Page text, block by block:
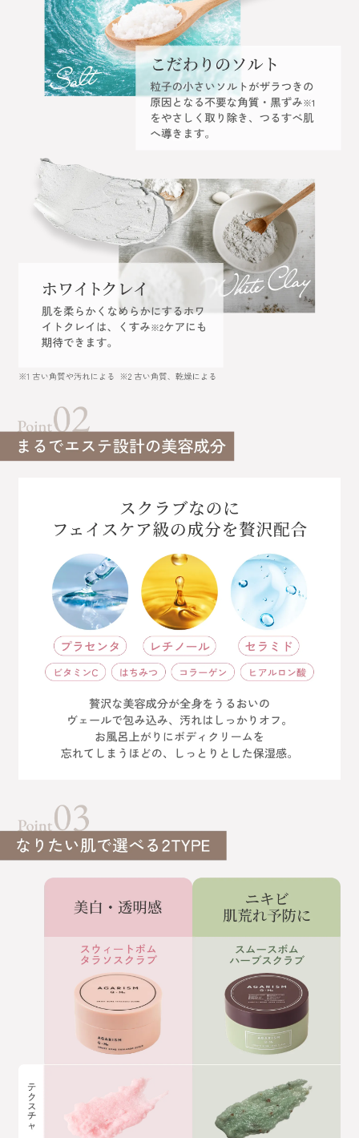
楽天市場で購入の場合
2026.04.15〜2026.05.15
※数量限定のため、なくなり次第終了
予約分完売のため
キャンペーン第1弾は終了しました